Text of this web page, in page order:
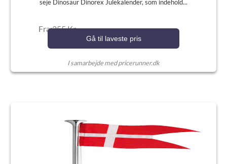
seje Dinosaur Dinorex Julekalender, som indehold...
Fra:255 Kr.
Gå til laveste pris
I samarbejde med pricerunner.dk